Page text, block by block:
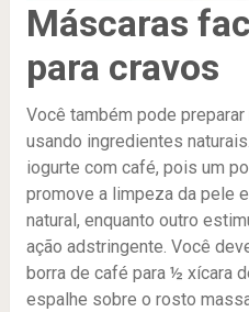
Máscaras
para cravos
Você também pode
usando ingredientes
iogurte com café, pois um
promove a limpeza da pele
natural, enquanto outro
ação adstringente. Você
borra de café para ½ xícara
espalhe sobre o rosto